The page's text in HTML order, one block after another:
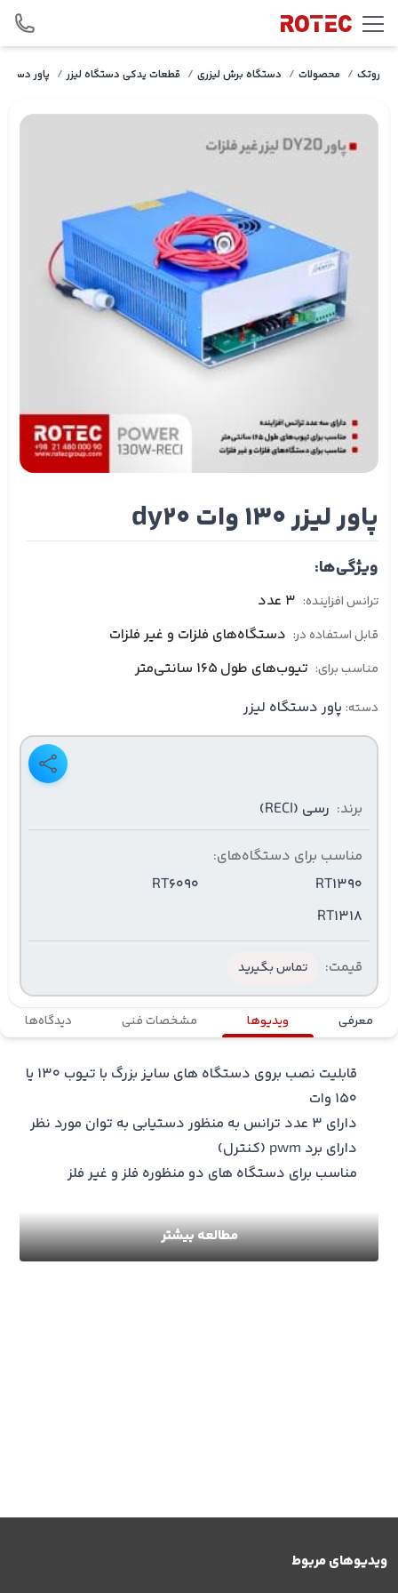
Skip to content
روتک / محصولات / دستگاه برش لیزری / قطعات یدکی دستگاه لیزر / پاور
پاور لیزر 130 وات dy20
ویژگی‌ها:
ترانس افزاینده: 3 عدد
قابل استفاده در: دستگاه‌های فلزات و غیر فلزات
مناسب برای: تیوب‌های طول 165 سانتی‌متر
دسته: پاور دستگاه لیزر
برند: رسی (RECI)
مناسب برای دستگاه‌های:
RT1390
RT6090
RT1318
قیمت: تماس بگیرید
معرفی ویدیوها مشخصات فنی دیدگاه‌ها
قابلیت نصب بروی دستگاه های سایز بزرگ با تیوب 130 یا
150 وات
دارای 3 عدد ترانس به منظور دستیابی به توان مورد نظر
دارای برد pwm (کنترل)
مناسب برای دستگاه های دو منظوره فلز و غیر فلز
مطالعه بیشتر
ویدیوهای مربوط